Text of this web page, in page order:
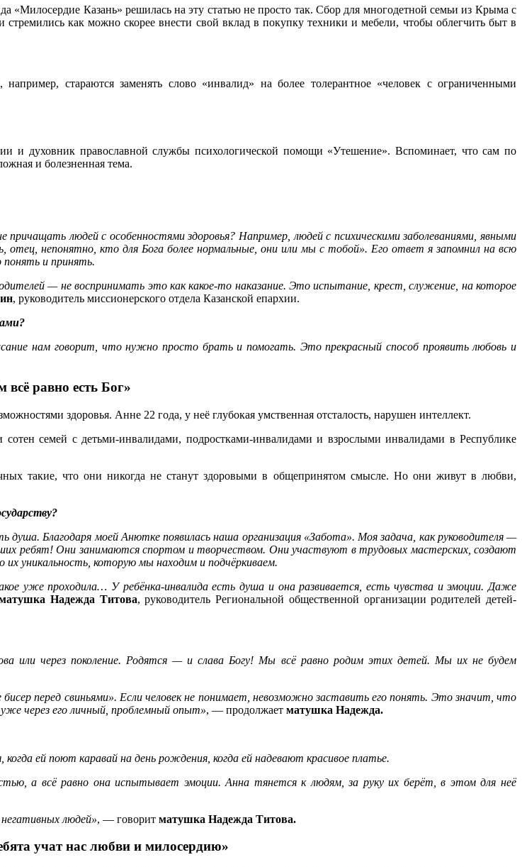
«Милосердие Казань» решилась на эту статью не просто так. Сбор для многодетной семьи из Крыма с
как можно скорее внести свой вклад в покупку техники и мебели, чтобы облегчить быт в
стараются заменять слово «инвалид» на более толерантное «человек с ограниченными
и духовник православной службы психологической помощи «Утешение». Вспоминает, что сам по
и болезненная тема.
людей с особенностями здоровья? Например, людей с психическими заболеваниями, явными
непонятно, кто для Бога более нормальные, они или мы с тобой». Его ответ я запомнил на всю
и принять.
— не воспринимать это как какое-то наказание. Это испытание, крест, служение, на которое
, руководитель миссионерского отдела Казанской епархии.
нам говорит, что нужно просто брать и помогать. Это прекрасный способ проявить любовь и
равно есть Бог»
здоровья. Анне 22 года, у неё глубокая умственная отсталость, нарушен интеллект.
семей с детьми-инвалидами, подростками-инвалидами и взрослыми инвалидами в Республике
такие, что они никогда не станут здоровыми в общепринятом смысле. Но они живут в любви,
Благодаря моей Анютке появилась наша организация «Забота». Моя задача, как руководителя —
ребят! Они занимаются спортом и творчеством. Они участвуют в трудовых мастерских, создают
уникальность, которую мы находим и подчёркиваем.
уже проходила… У ребёнка-инвалида есть душа и она развивается, есть чувства и эмоции. Даже
Надежда Титова, руководитель Региональной общественной организации родителей детей-
или через поколение. Родятся — и слава Богу! Мы всё равно родим этих детей. Мы их не будем
перед свиньями». Если человек не понимает, невозможно заставить его понять. Это значит, что
через его личный, проблемный опыт», — продолжает матушка Надежда.
ей поют каравай на день рождения, когда ей надевают красивое платье.
а всё равно она испытывает эмоции. Анна тянется к людям, за руку их берёт, в этом для неё
людей», — говорит матушка Надежда Титова.
учат нас любви и милосердию»